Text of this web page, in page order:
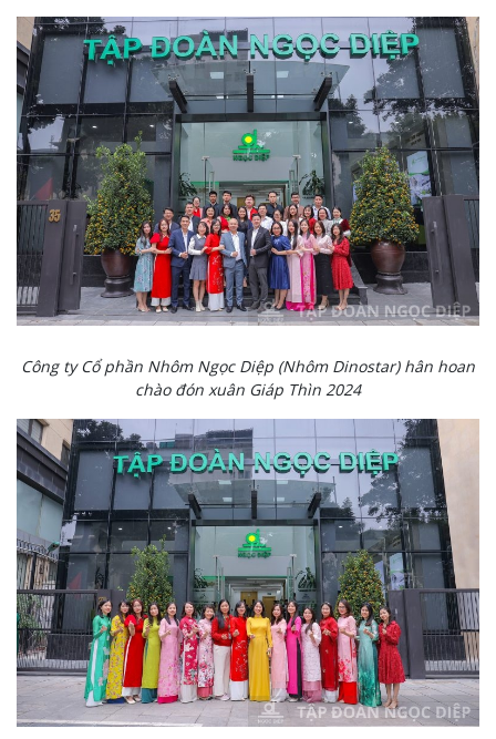
Công ty Cổ phần Nhôm Ngọc Diệp (Nhôm Dinostar) hân hoan
chào đón xuân Giáp Thìn 2024